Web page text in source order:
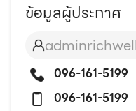
ข้อมูลผู้ประกาศ
adminrichwell
096-161-5199
096-161-5199